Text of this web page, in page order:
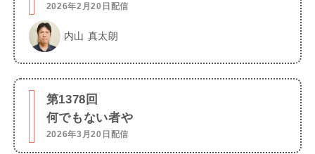
2026年2月20日配信
内山 真太朗
第1378回
何でもない者や
2026年3月20日配信